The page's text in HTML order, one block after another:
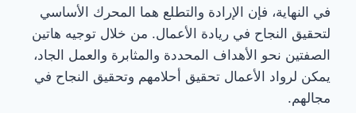
في النهاية، فإن الإرادة والتطلع هما المحرك الأساسي
لتحقيق النجاح في ريادة الأعمال. من خلال توجيه هاتين
الصفتين نحو الأهداف المحددة والمثابرة والعمل الجاد،
يمكن لرواد الأعمال تحقيق أحلامهم وتحقيق النجاح في
مجالهم.